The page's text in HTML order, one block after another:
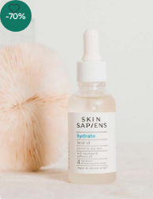
-70%